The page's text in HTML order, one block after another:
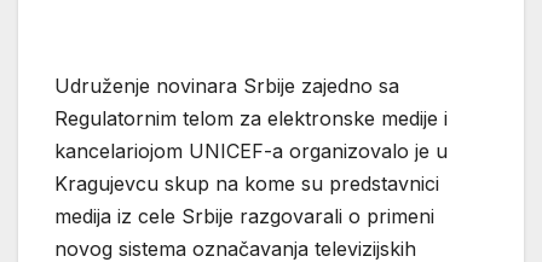
Udruženje novinara Srbije zajedno sa
Regulatornim telom za elektronske medije i
kancelariojom UNICEF-a organizovalo je u
Kragujevcu skup na kome su predstavnici
medija iz cele Srbije razgovarali o primeni
novog sistema označavanja televizijskih